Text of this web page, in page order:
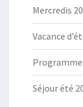
Mercredis
Vacance
Séjour été